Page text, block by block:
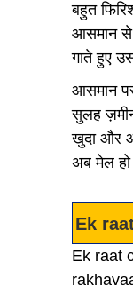
बहुत
आसमान से
गाते हुए
आसमान
सुलह
खुदा और
अब मेल हो
Ek
Ek raat